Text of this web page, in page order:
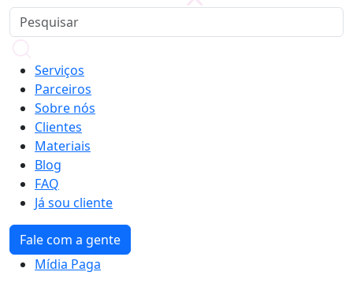
Serviços
Parceiros
Sobre nós
Clientes
Materiais
Blog
FAQ
Já sou cliente
Fale com a gente
Mídia Paga